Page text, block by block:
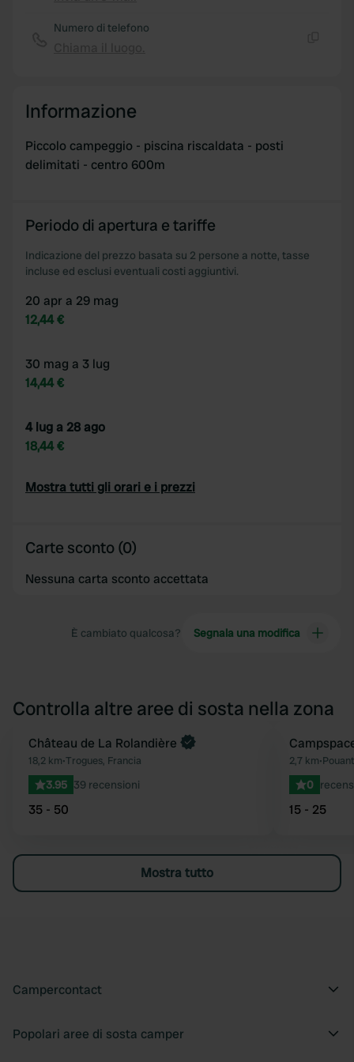
of their services.
Numero di telefono
Informazione
Piccolo campeggio - piscina riscaldata - posti
delimitati - centro 600m
Periodo di apertura e tariffe
Indicazione del prezzo basata su 2 persone a notte, tasse
incluse ed esclusi eventuali costi aggiuntivi.
20 apr a 29 mag
12,44 €
30 mag a 3 lug
14,44 €
4 lug a 28 ago
18,44 €
Mostra tutti gli orari e i prezzi
Carte sconto (0)
Nessuna carta sconto accettata
È cambiato qualcosa? Segnala una modifica
Controlla altre aree di sosta nella zona
Preferito
Château de La Rolandière
18,2 km•Trogues, Francia
3.95 39 recensioni
35 - 50
Prenota ora
2,7 km•
0
15 - 25
Mostra tutto
Campercontact
Popolari aree di sosta camper